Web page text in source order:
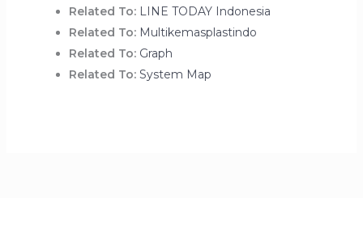
Related To: LINE TODAY Indonesia
Related To: Multikemasplastindo
Related To: Graph
Related To: System Map